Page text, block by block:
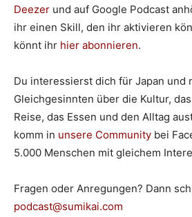
Deezer und auf Google Podcast
ihr einen Skill, den ihr aktivieren
könnt ihr hier abonnieren.
Du interessierst dich für Japan und
Gleichgesinnten über die Kultur,
Reise, das Essen und den Alltag
komm in unsere Community bei
5.000 Menschen mit gleichem
Fragen oder Anregungen? Dann
podcast@sumikai.com